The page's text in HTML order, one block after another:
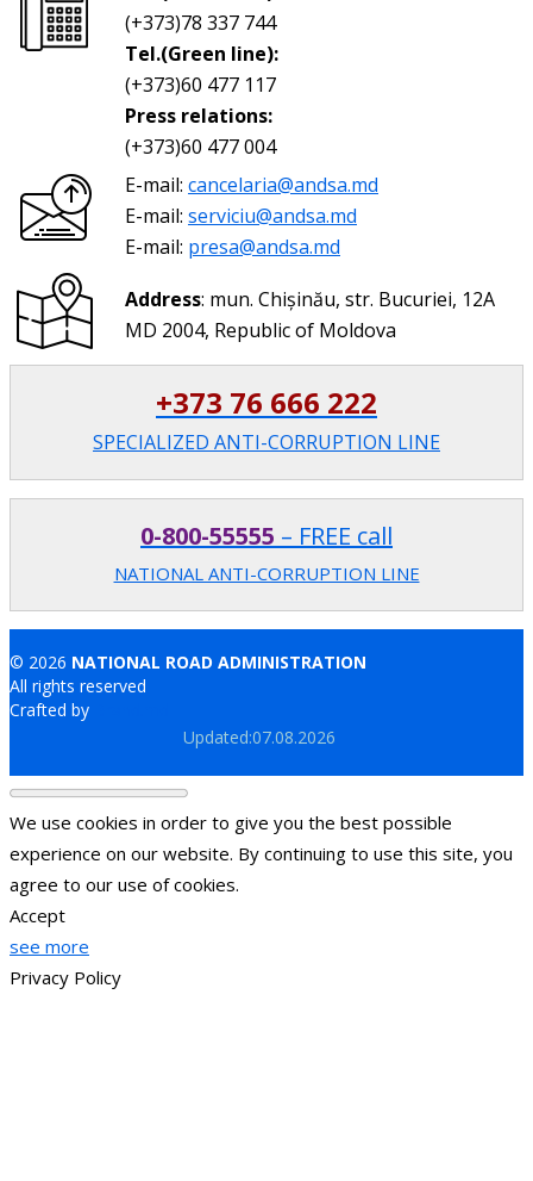
(+373)78 337 744
Tel.(Green line):
(+373)60 477 117
Press relations:
(+373)60 477 004
E-mail: cancelaria@andsa.md
E-mail: serviciu@andsa.md
E-mail: presa@andsa.md
Address: mun. Chișinău, str. Bucuriei, 12A
MD 2004, Republic of Moldova
+373 76 666 222
SPECIALIZED ANTI-CORRUPTION LINE
0-800-55555 – FREE call
NATIONAL ANTI-CORRUPTION LINE
© 2026 NATIONAL ROAD ADMINISTRATION
All rights reserved
Crafted by
Updated:07.08.2026
We use cookies in order to give you the best possible
experience on our website. By continuing to use this site, you
agree to our use of cookies.
Accept
see more
Privacy Policy